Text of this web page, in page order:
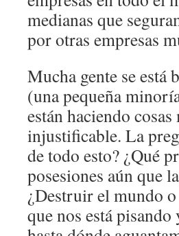
medianas que
por otras empresas
Mucha gente se está
(una pequeña
están haciendo
injustificable. La
de todo esto? ¿Qué
posesiones aún que
¿Destruir el mundo
que nos está